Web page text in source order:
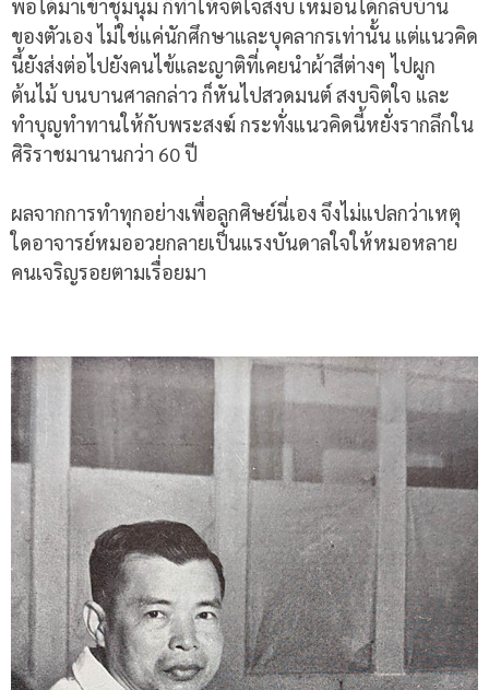
พอได้มาเข้าชุมนุม ก็ทำให้จิตใจสงบ เหมือนได้กลับบ้าน
ของตัวเอง ไม่ใช่แค่นักศึกษาและบุคลากรเท่านั้น แต่แนวคิด
นี้ยังส่งต่อไปยังคนไข้และญาติที่เคยนำผ้าสีต่างๆ ไปผูก
ต้นไม้ บนบานศาลกล่าว ก็หันไปสวดมนต์ สงบจิตใจ และ
ทำบุญทำทานให้กับพระสงฆ์ กระทั่งแนวคิดนี้หยั่งรากลึกใน
ศิริราชมานานกว่า 60 ปี
ผลจากการทำทุกอย่างเพื่อลูกศิษย์นี่เอง จึงไม่แปลกว่าเหตุ
ใดอาจารย์หมออวยกลายเป็นแรงบันดาลใจให้หมอหลาย
คนเจริญรอยตามเรื่อยมา